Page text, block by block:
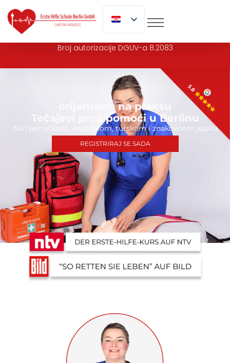
sadržaj
Broj autorizacije DGUV-a 8.2083
orijentiran na praksu
Tečajevi prve pomoći u Berlinu
Na njemačkom, engleskom, turskom i znakovnom jeziku
REGISTRIRAJ SE SADA